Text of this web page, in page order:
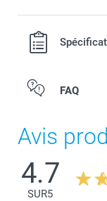
FAQ
Avis
4.7
SUR5